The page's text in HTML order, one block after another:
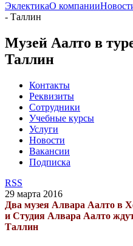
ЭклектикаО компании
- Таллин
Музей Аалто в
Таллин
Контакты
Реквизиты
Сотрудники
Учебные курсы
Услуги
Новости
Вакансии
Подписка
RSS
29 марта 2016
Два музея Алвара Аалто в
и Студия Алвара Аалто
Таллин